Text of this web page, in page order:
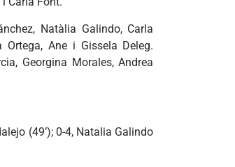
Natàlia Galindo, Carla
Ane i Gissela Deleg.
Georgina Morales, Andrea
(49’); 0-4, Natalia Galindo